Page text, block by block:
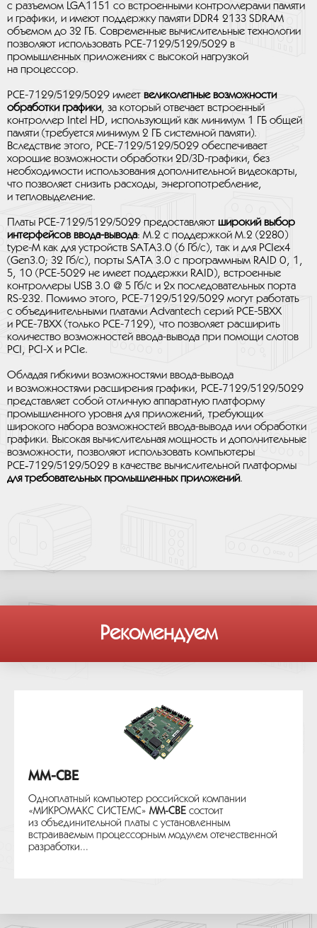
с разъемом LGA1151 со встроенными контроллерами памяти
и графики, и имеют поддержку памяти DDR4 2133 SDRAM
объемом до 32 ГБ. Современные вычислительные технологии
позволяют использовать PCE-7129/5129/5029 в
промышленных приложениях с высокой нагрузкой
на процессор.
PCE-7129/5129/5029 имеет великолепные возможности
обработки графики, за который отвечает встроенный
контроллер Intel HD, использующий как минимум 1 ГБ общей
памяти (требуется минимум 2 ГБ системной памяти).
Вследствие этого, PCE-7129/5129/5029 обеспечивает
хорошие возможности обработки 2D/3D-графики, без
необходимости использования дополнительной видеокарты,
что позволяет снизить расходы, энергопотребление,
и тепловыделение.
Платы PCE-7129/5129/5029 предоставляют широкий выбор
интерфейсов ввода-вывода: M.2 с поддержкой M.2 (2280)
type-M как для устройств SATA3.0 (6 Гб/с), так и для PCIex4
(Gen3.0; 32 Гб/с), порты SATA 3.0 с программным RAID 0, 1,
5, 10 (PCE-5029 не имеет поддержки RAID), встроенные
контроллеры USB 3.0 @ 5 Гб/с и 2x последовательных порта
RS-232. Помимо этого, PCE-7129/5129/5029 могут работать
с объединительными платами Advantech серий PCE-5BXX
и PCE-7BXX (только PCE-7129), что позволяет расширить
количество возможностей ввода-вывода при помощи слотов
PCI, PCI-X и PCIe.
Обладая гибкими возможностями ввода-вывода
и возможностями расширения графики, PCE‑7129/5129/5029
представляет собой отличную аппаратную платформу
промышленного уровня для приложений, требующих
широкого набора возможностей ввода-вывода или обработки
графики. Высокая вычислительная мощность и дополнительные
возможности, позволяют использовать компьютеры
PCE‑7129/5129/5029 в качестве вычислительной платформы
для требовательных промышленных приложений.
Рекомендуем
MM-CBE
Одноплатный компьютер российской компании
«МИКРОМАКС СИСТЕМС» MM-CBE состоит
из объединительной платы с установленным
встраиваемым процессорным модулем отечественной
разработки...